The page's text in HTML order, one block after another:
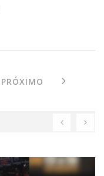
PRÓXIMO